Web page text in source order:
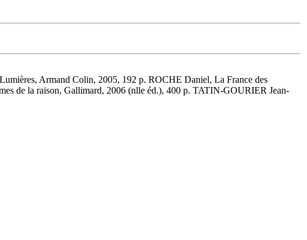
Armand Colin, 2005, 192 p. ROCHE Daniel, La France des
de la raison, Gallimard, 2006 (nlle éd.), 400 p. TATIN-GOURIER Jean-